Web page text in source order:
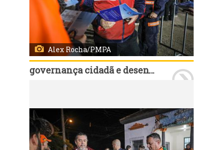
Alex Rocha/PMPA
governança cidadã e desenvolvimento rural